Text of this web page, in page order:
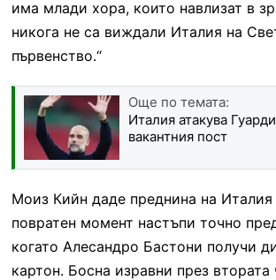
има млади хора, които навлизат в
никога не са виждали Италия на
първенство.“
Още по темата:
Италия атакува
вакантния пост
Моиз Кийн даде преднина на
повратен момент настъпи точно
когато Алесандро Бастони получи
картон. Босна изравни през втората